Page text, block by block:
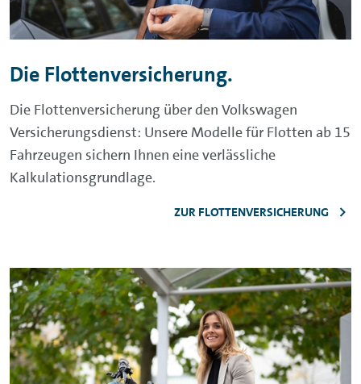
Die Flottenversicherung.
Die Flottenversicherung über den Volkswagen
Versicherungsdienst: Unsere Modelle für Flotten ab 15
Fahrzeugen sichern Ihnen eine verlässliche
Kalkulationsgrundlage.
ZUR FLOTTENVERSICHERUNG